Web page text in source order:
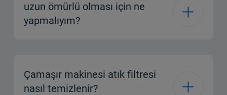
uzun ömürlü olması için ne
yapmalıyım?
Çamaşır makinesi atık filtresi
nasıl temizlenir?